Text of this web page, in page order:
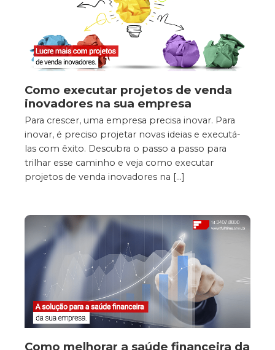
Como executar projetos de venda
inovadores na sua empresa
Para crescer, uma empresa precisa inovar. Para
inovar, é preciso projetar novas ideias e executá-
las com êxito. Descubra o passo a passo para
trilhar esse caminho e veja como executar
projetos de venda inovadores na […]
Como melhorar a saúde financeira da